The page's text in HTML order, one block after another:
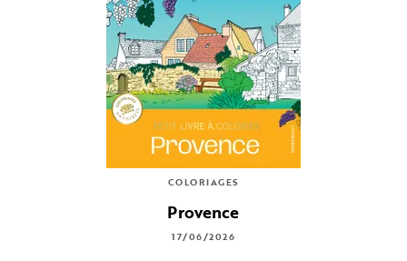
COLORIAGES
Provence
17/06/2026